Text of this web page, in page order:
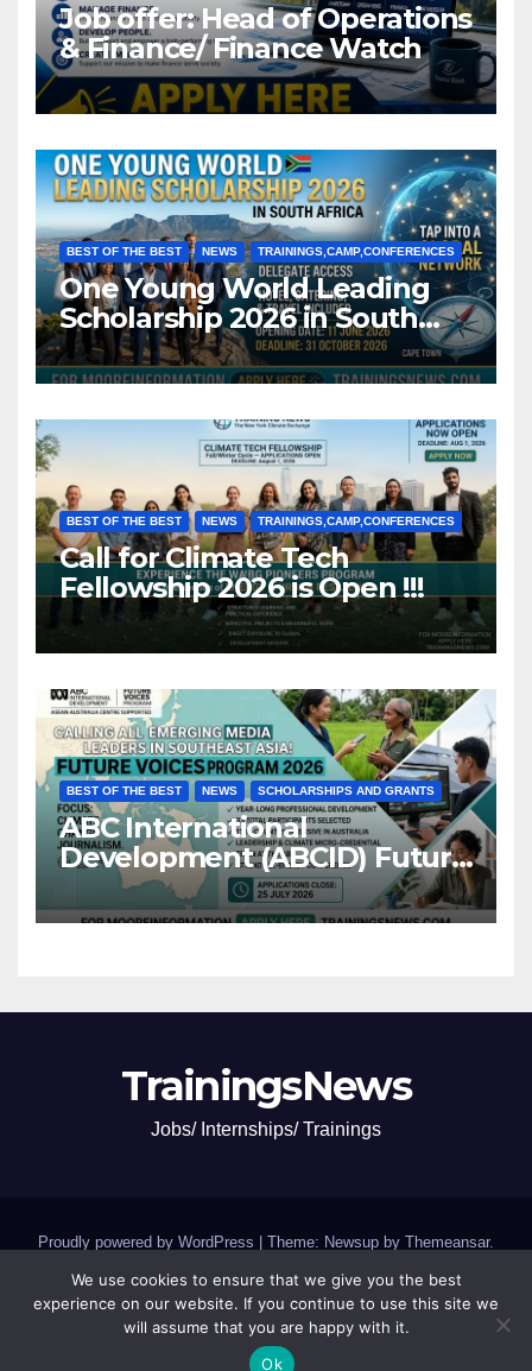
Job offer: Head of Operations
& Finance/ Finance Watch
BEST OF THE BEST NEWS TRAININGS,CAMP,CONFERENCES
One Young World Leading
Scholarship 2026 in South
Africa (Fully Funded)
BEST OF THE BEST NEWS TRAININGS,CAMP,CONFERENCES
Call for Climate Tech
Fellowship 2026 is Open !!!
BEST OF THE BEST NEWS SCHOLARSHIPS AND GRANTS
ABC International
Development (ABCID) Future
Voices Program 2026
TrainingsNews
Jobs/ Internships/ Trainings
Proudly powered by WordPress Theme: Newsup by Themeansar.
Jobs and Internships SCHOLARSHIPS and GRANTS
Trainings,Camp,Conferences
We use cookies to ensure that we give you the best
experience on our website. If you continue to use this site we
will assume that you are happy with it.
Ok